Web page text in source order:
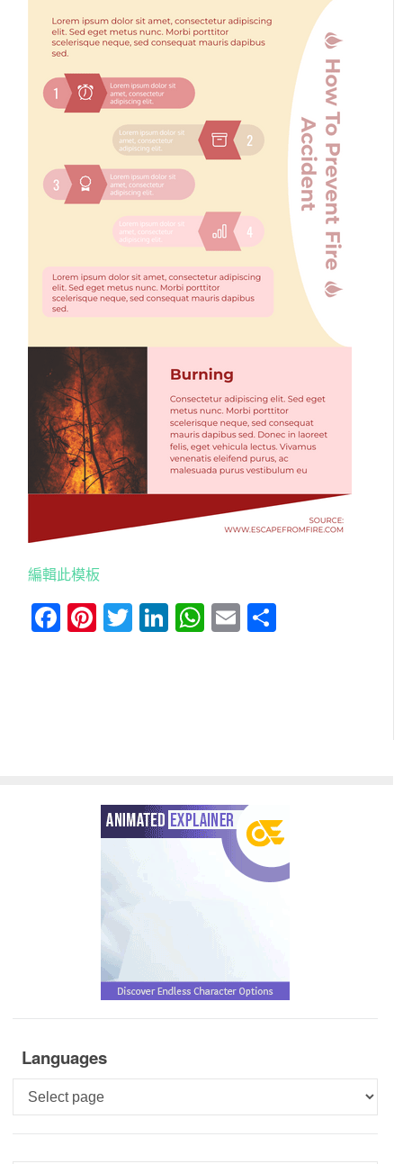
編輯此模板
Facebook
Pinterest
Twitter
LinkedIn
WhatsApp
Email
Languages
Languages